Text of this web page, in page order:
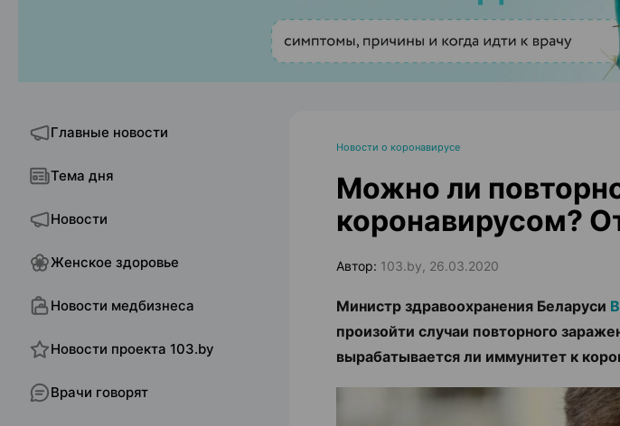
Главные новости
Тема дня
Новости
Женское здоровье
Новости медбизнеса
Новости проекта 103.by
Врачи говорят
Новости о коронавирусе
Можно ли
коронавирусом?
Автор: 103.by, 26.03.2020
Министр здравоохранения Беларуси
произойти случаи повторного
вырабатывается ли иммунитет к